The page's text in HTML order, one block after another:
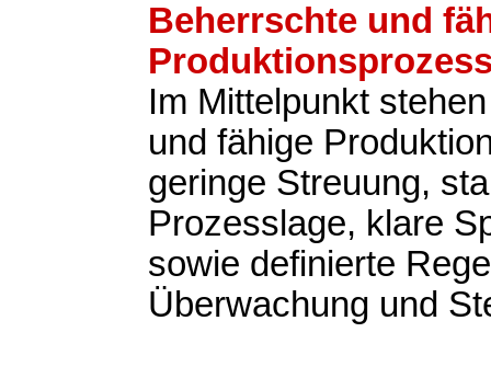
Beherrschte und
Im Mittelpunkt
und fähige
geringe Streuung,
Prozesslage, klare
sowie definierte
Überwachung und